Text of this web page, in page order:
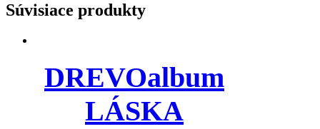
Súvisiace produkty
DREVOalbum
LÁSKA